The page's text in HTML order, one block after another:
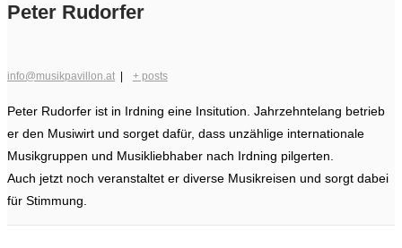
Peter Rudorfer
info@musikpavillon.at + posts
Peter Rudorfer ist in Irdning eine Insitution. Jahrzehntelang betrieb
er den Musiwirt und sorget dafür, dass unzählige internationale
Musikgruppen und Musikliebhaber nach Irdning pilgerten.
Auch jetzt noch veranstaltet er diverse Musikreisen und sorgt dabei
für Stimmung.